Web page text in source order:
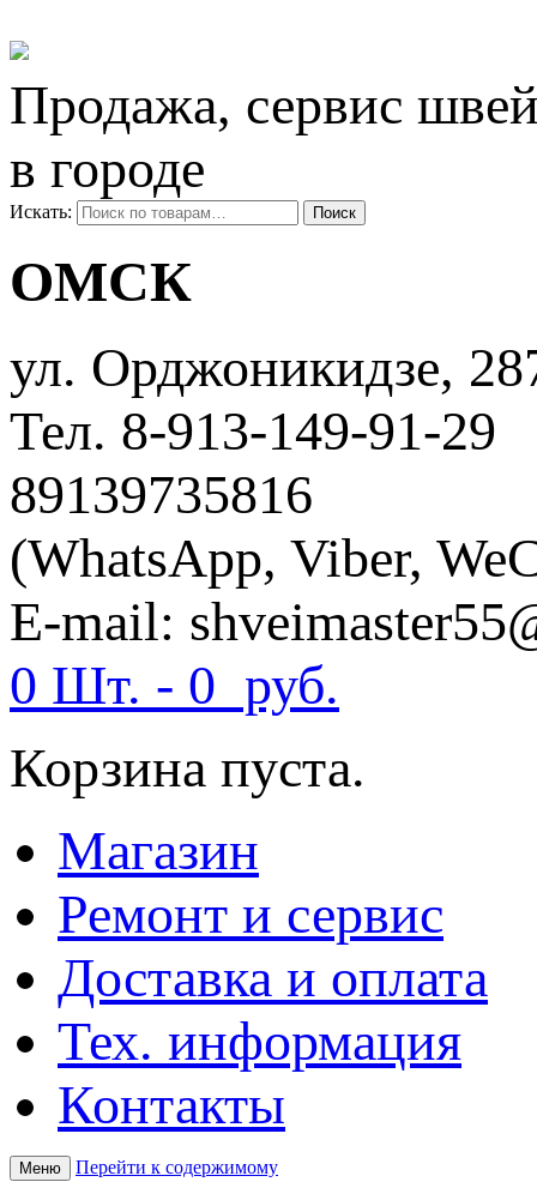
Продажа, сервис
в городе
Искать: Поиск
ОМСК
ул. ​Орджоникидзе,
Тел. 8-913-149-91-29
89139735816
(WhatsApp, Viber,
E-mail:
0 Шт. - 0 руб.
Корзина пуста.
Магазин
Ремонт и сервис
Доставка и оплата
Тех. информация
Контакты
Меню Перейти к содержимому